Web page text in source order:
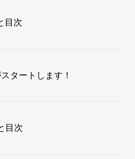
目次
タートします！
目次